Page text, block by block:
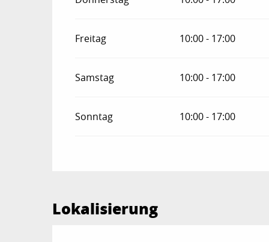
Freitag 10:00 - 17:00
Samstag 10:00 - 17:00
Sonntag 10:00 - 17:00
Lokalisierung